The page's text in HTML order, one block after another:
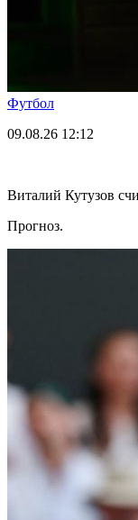
Футбол
09.08.26 12:12
Виталий Кутузов
Прогноз.